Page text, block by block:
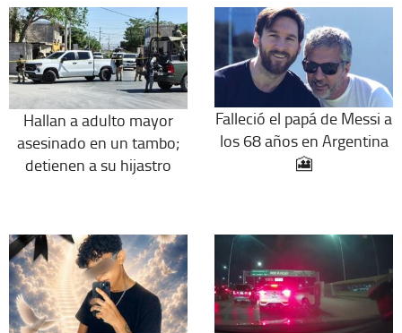
Hallan a adulto mayor
asesinado en un tambo;
detienen a su hijastro
Falleció el papá de Messi a
los 68 años en Argentina
🎦